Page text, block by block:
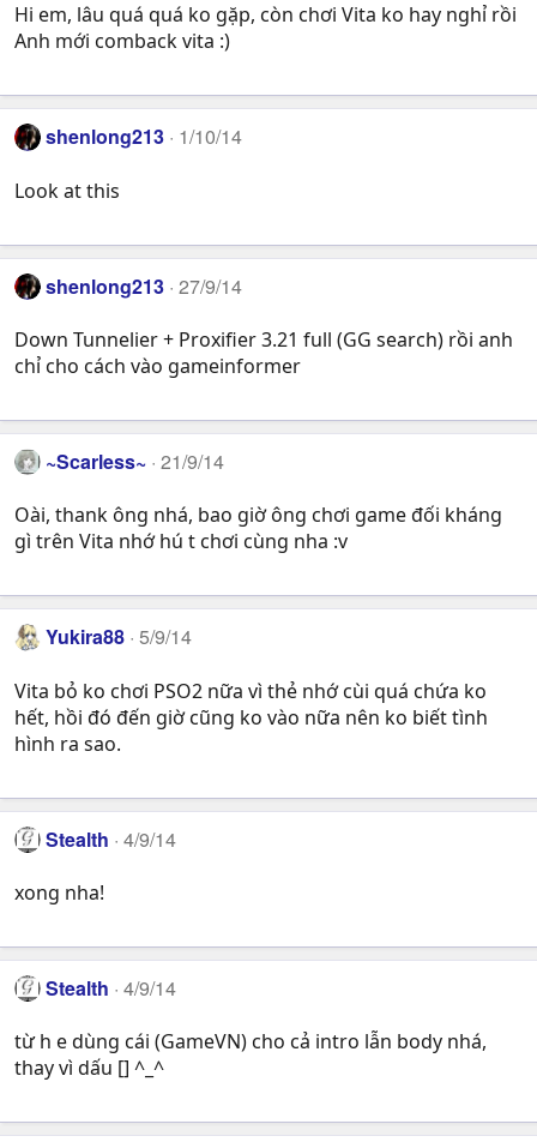
Hi em, lâu quá quá ko gặp, còn chơi Vita ko hay nghỉ rồi
Anh mới comback vita :)
shenlong213 1/10/14
Look at this
shenlong213 27/9/14
Down Tunnelier + Proxifier 3.21 full (GG search) rồi anh
chỉ cho cách vào gameinformer
~Scarless~ 21/9/14
Oài, thank ông nhá, bao giờ ông chơi game đối kháng
gì trên Vita nhớ hú t chơi cùng nha :v
Yukira88 5/9/14
Vita bỏ ko chơi PSO2 nữa vì thẻ nhớ cùi quá chứa ko
hết, hồi đó đến giờ cũng ko vào nữa nên ko biết tình
hình ra sao.
Stealth 4/9/14
xong nha!
Stealth 4/9/14
từ h e dùng cái (GameVN) cho cả intro lẫn body nhá,
thay vì dấu [] ^_^